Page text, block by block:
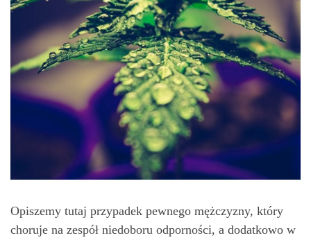
Opiszemy tutaj przypadek pewnego mężczyzny, który
choruje na zespół niedoboru odporności, a dodatkowo w